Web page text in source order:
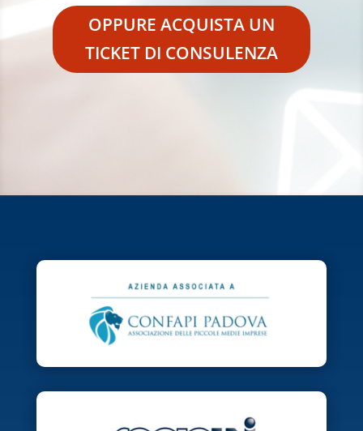
OPPURE ACQUISTA UN
TICKET DI CONSULENZA